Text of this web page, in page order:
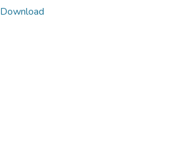
Download